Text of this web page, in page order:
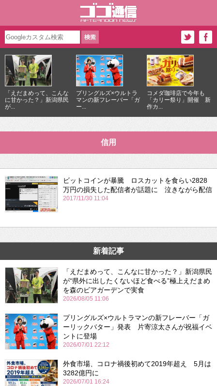
「えだまめって、こんな
に甘かった？」新潟県民
が...
プリングルズ×ウルトラ
マンの新フレーバー「ガ
ー...
コメダ珈琲店で今年も
「カリー祭り」開催 新
作カ...
信用
ビットコインが暴騰 ロスカットを食らい2828
万円の損失した配信者が話題に 泣きながら配信
2017/11/30 11:04
新着記事
「えだまめって、こんなに甘かった？」新潟県民
が“県外に出したくないほど食べる”極上えだまめ
を森のビアガーデンで実食
2026/08/05 11:06
プリングルズ×ウルトラマンの新フレーバー「ガ
ーリックバター」発表 片寄涼太さんが祝福イベ
ントに登場
2026/07/01 22:12
外食市場、コロナ禍後初めて2019年超え 5月は
3282億円に
2026/07/01 16:24